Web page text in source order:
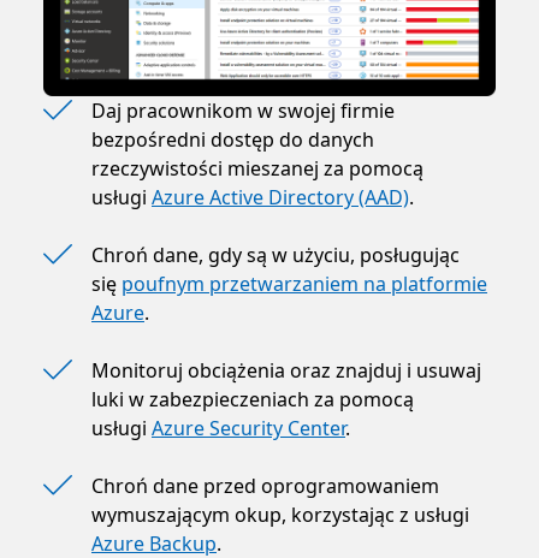
Daj pracownikom w swojej firmie
bezpośredni dostęp do danych
rzeczywistości mieszanej za pomocą
usługi Azure Active Directory (AAD).
Chroń dane, gdy są w użyciu, posługując
się poufnym przetwarzaniem na platformie
Azure.
Monitoruj obciążenia oraz znajduj i usuwaj
luki w zabezpieczeniach za pomocą
usługi Azure Security Center.
Chroń dane przed oprogramowaniem
wymuszającym okup, korzystając z usługi
Azure Backup.